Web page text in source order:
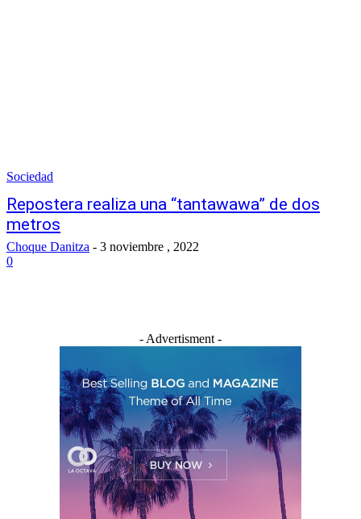
Sociedad
Repostera realiza una “tantawawa” de dos
metros
Choque Danitza - 3 noviembre , 2022
0
- Advertisment -